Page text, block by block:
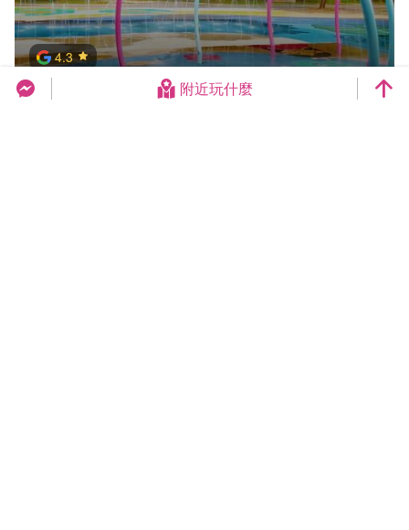
4.3
大雅中科公園
台中旅遊網 FB Chat 附近玩什麼